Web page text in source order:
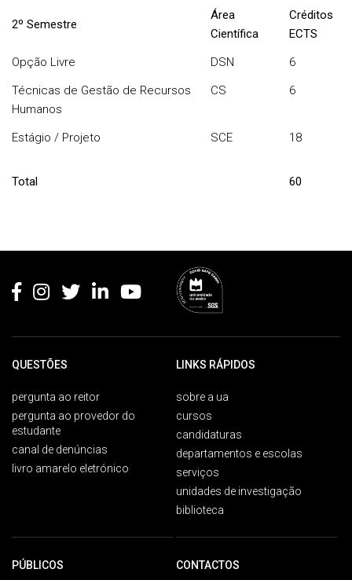
2º Semestre
Área
Científica
Créditos
ECTS
Opção Livre
DSN
6
Técnicas de Gestão de Recursos
Humanos
CS 6
Estágio / Projeto SCE 18
Total 60
QUESTÕES
pergunta ao reitor
pergunta ao provedor do
estudante
canal de denúncias
livro amarelo eletrónico
LINKS RÁPIDOS
sobre a ua
cursos
candidaturas
departamentos e escolas
serviços
unidades de investigação
biblioteca
PÚBLICOS CONTACTOS